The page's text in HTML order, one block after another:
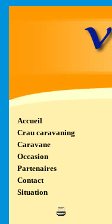
Accueil
Crau caravaning
Caravane
Occasion
Partenaires
Contact
Situation